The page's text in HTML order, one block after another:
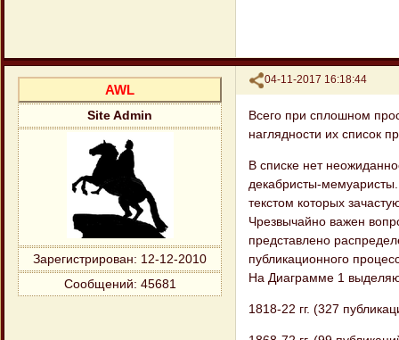
Поделиться
04-11-2017 16:18:44
AWL
Site Admin
Зарегистрирован: 12-12-2010
Сообщений: 45681
Всего при сплошном
наглядности их список
В списке нет
декабристы-
текстом которых
Чрезвычайно важен
представлено
публикационного
На Диаграмме 1
1818-22 гг. (327